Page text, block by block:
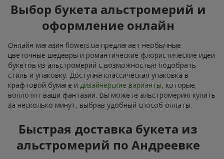
Выбор букета альстромерий и
оформление онлайн
Онлайн-магазин flowers.ua предлагает необычные
цветочные шедевры и романтические флористические идеи
букетов из альстромерий с возможностью подобрать
стиль и упаковку. Доступна классическая упаковка в
крафтовой бумаге и дизайнерские варианты, которые
воплотят ваши фантазии. Вы можете альстромерию купить
за несколько минут, выбрав удобный способ оплаты.
Быстрая доставка букета из
альстромерий по Андреевке